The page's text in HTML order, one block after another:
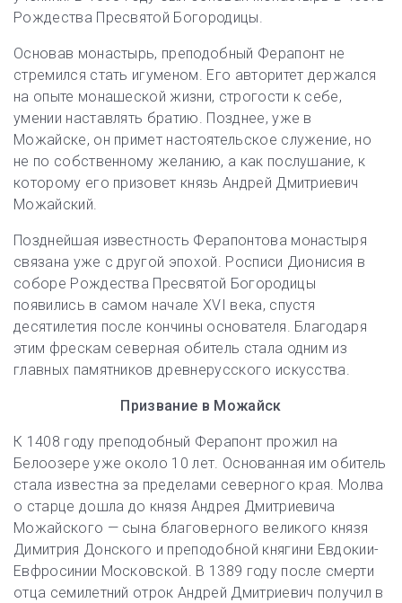
Рождества Пресвятой Богородицы.
Основав монастырь, преподобный Ферапонт не
стремился стать игуменом. Его авторитет держался
на опыте монашеской жизни, строгости к себе,
умении наставлять братию. Позднее, уже в
Можайске, он примет настоятельское служение, но
не по собственному желанию, а как послушание, к
которому его призовет князь Андрей Дмитриевич
Можайский.
Позднейшая известность Ферапонтова монастыря
связана уже с другой эпохой. Росписи Дионисия в
соборе Рождества Пресвятой Богородицы
появились в самом начале XVI века, спустя
десятилетия после кончины основателя. Благодаря
этим фрескам северная обитель стала одним из
главных памятников древнерусского искусства.
Призвание в Можайск
К 1408 году преподобный Ферапонт прожил на
Белоозере уже около 10 лет. Основанная им обитель
стала известна за пределами северного края. Молва
о старце дошла до князя Андрея Дмитриевича
Можайского — сына благоверного великого князя
Димитрия Донского и преподобной княгини Евдокии-
Евфросинии Московской. В 1389 году после смерти
отца семилетний отрок Андрей Дмитриевич получил в